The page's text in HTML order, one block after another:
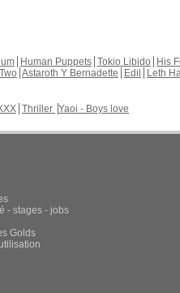
Human Puppets Tokio Libido His
Astaroth Y Bernadette Edil Leth
Thriller Yaoi - Boys love
- stages - jobs
Golds